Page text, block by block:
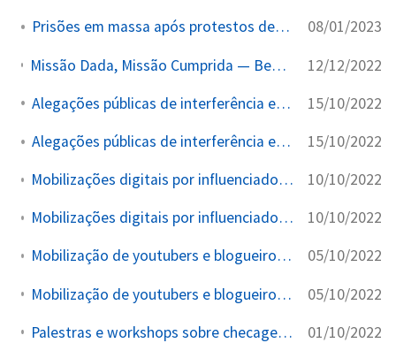
Prisões em massa após protestos de 8 de janeiro 08/01/2023
Missão Dada, Missão Cumprida — Benedito Gonçalves e o Circuito de Recompensa Institucional 12/12/2022
Alegações públicas de interferência e censura eleitoral 15/10/2022
Alegações públicas de interferência e censura eleitoral 15/10/2022
Mobilizações digitais por influenciadores e ONGs contra desinformação 10/10/2022
Mobilizações digitais por influenciadores e ONGs contra desinformação 10/10/2022
Mobilização de youtubers e blogueiros para campanhas de fact-checking 05/10/2022
Mobilização de youtubers e blogueiros para campanhas de fact-checking 05/10/2022
Palestras e workshops sobre checagem e combate à desinformação eleitoral 01/10/2022